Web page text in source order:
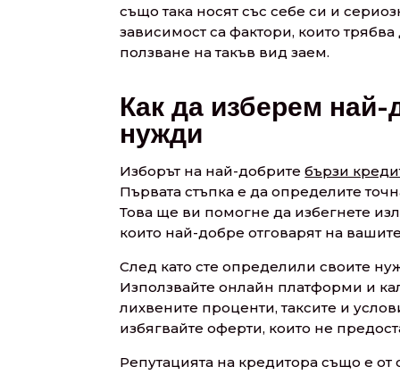
също така носят със себе си и
зависимост са фактори, които
ползване на такъв вид заем.
Как да изберем
нужди
Изборът на най-добритебързи
Първата стъпка е да определите
Това ще ви помогне да избегнете
които най-добре отговарят на
След като сте определили своите
Използвайте онлайн платформи и
лихвените проценти, таксите и
избягвайте оферти, които не
Репутацията на кредитора също е